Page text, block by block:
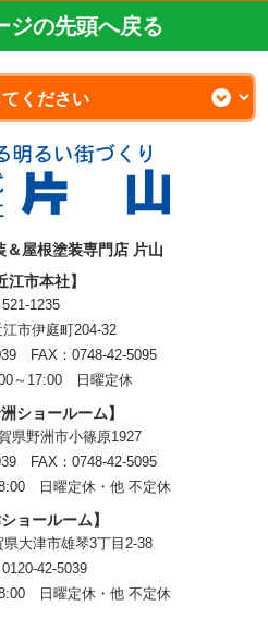
ジの先頭へ戻る
＆屋根塗装専門店 片山
江市本社】
1235
市伊庭町204-32
FAX：0748-42-5095
～17:00 日曜定休
ショールーム】
県野洲市小篠原1927
FAX：0748-42-5095
日曜定休・他 不定休
ョールーム】
大津市雄琴3丁目2-38
0120-42-5039
日曜定休・他 不定休